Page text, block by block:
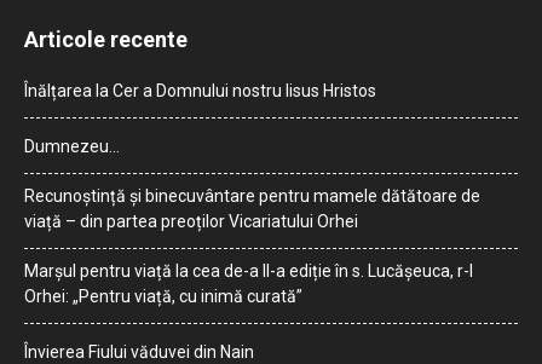
Articole recente
Înălțarea la Cer a Domnului nostru Iisus Hristos
Dumnezeu…
Recunoștință și binecuvântare pentru mamele dătătoare de
viață – din partea preoților Vicariatului Orhei
Marșul pentru viață la cea de-a II-a ediție în s. Lucășeuca, r-l
Orhei: „Pentru viață, cu inimă curată”
Învierea Fiului văduvei din Nain